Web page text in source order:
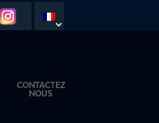
CONTACTEZ
NOUS